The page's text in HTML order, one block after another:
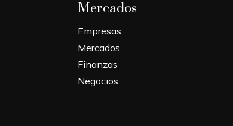
Mercados
Empresas
Mercados
Finanzas
Negocios